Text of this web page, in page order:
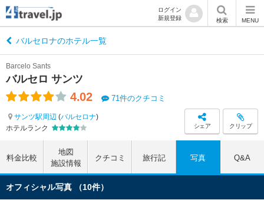
ログイン
新規登録
検索 MENU
バルセロナのホテル一覧
バルセロ サンツ
Barcelo Sants
4.02 71件のクチコミ
サンツ駅周辺 (バルセロナ)
ホテルランク
シェア クリップ
料金比較
地図
施設情報
クチコミ 旅行記 写真 Q&A
オフィシャル写真 （10件）